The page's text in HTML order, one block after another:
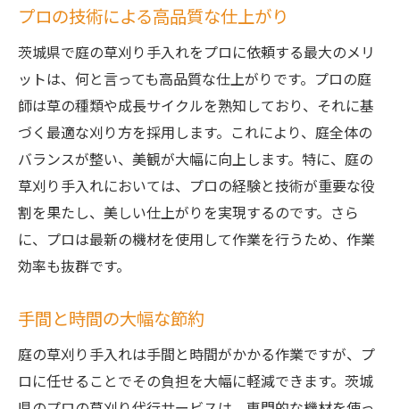
ライフスタイルに合わせた手入れ頻度の選
プロに任せることで得られる時間の余裕
庭の手入れを簡単にするためのヒント
忙しい中でも庭を美しく保つための秘訣
サービス選択時のポイントと注意点
プロの草刈りが庭を蘇らせる理由
庭の健康を保つための専門的な技術
雑草問題を根本から解決するプロの方法
庭の土壌改善におけるプロのアプローチ
庭の価値を高めるための長期的な視野
安全で効率的な庭の草刈り手入れのすすめ
プロの技術による高品質な仕上がり
茨城県で庭の草刈り手入れをプロに依頼する最大のメリ
ットは、何と言っても高品質な仕上がりです。プロの庭
師は草の種類や成長サイクルを熟知しており、それに基
づく最適な刈り方を採用します。これにより、庭全体の
バランスが整い、美観が大幅に向上します。特に、庭の
草刈り手入れにおいては、プロの経験と技術が重要な役
割を果たし、美しい仕上がりを実現するのです。さら
に、プロは最新の機材を使用して作業を行うため、作業
効率も抜群です。
手間と時間の大幅な節約
庭の草刈り手入れは手間と時間がかかる作業ですが、プ
ロに任せることでその負担を大幅に軽減できます。茨城